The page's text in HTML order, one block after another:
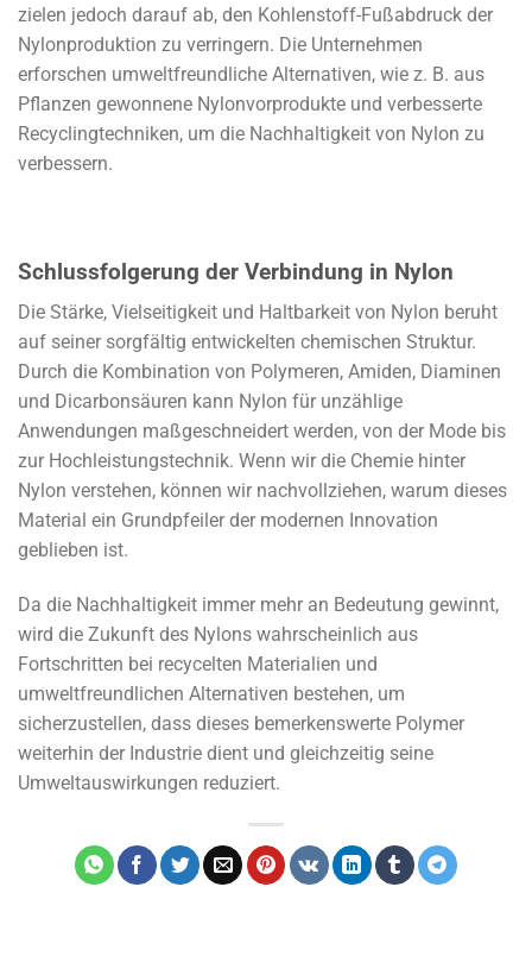
zielen jedoch darauf ab, den Kohlenstoff-Fußabdruck der
Nylonproduktion zu verringern. Die Unternehmen
erforschen umweltfreundliche Alternativen, wie z. B. aus
Pflanzen gewonnene Nylonvorprodukte und verbesserte
Recyclingtechniken, um die Nachhaltigkeit von Nylon zu
verbessern.
Schlussfolgerung der Verbindung in Nylon
Die Stärke, Vielseitigkeit und Haltbarkeit von Nylon beruht
auf seiner sorgfältig entwickelten chemischen Struktur.
Durch die Kombination von Polymeren, Amiden, Diaminen
und Dicarbonsäuren kann Nylon für unzählige
Anwendungen maßgeschneidert werden, von der Mode bis
zur Hochleistungstechnik. Wenn wir die Chemie hinter
Nylon verstehen, können wir nachvollziehen, warum dieses
Material ein Grundpfeiler der modernen Innovation
geblieben ist.
Da die Nachhaltigkeit immer mehr an Bedeutung gewinnt,
wird die Zukunft des Nylons wahrscheinlich aus
Fortschritten bei recycelten Materialien und
umweltfreundlichen Alternativen bestehen, um
sicherzustellen, dass dieses bemerkenswerte Polymer
weiterhin der Industrie dient und gleichzeitig seine
Umweltauswirkungen reduziert.